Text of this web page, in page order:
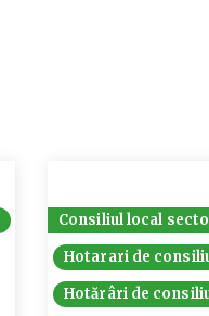
Consiliul local
Hotarari de
Hotărâri de